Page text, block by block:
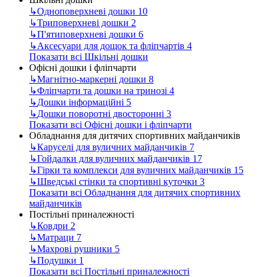
↳Одноповерхневі дошки 10
↳Триповерхневі дошки 2
↳П'ятиповерхневі дошки 6
↳Аксесуари для дощок та фліпчартів 4
Показати всі Шкільні дошки
Офісні дошки і фліпчарти
↳Магнітно-маркерні дошки 8
↳Фліпчарти та дошки на тринозі 4
↳Дошки інформаційні 5
↳Дошки поворотні двосторонні 3
Показати всі Офісні дошки і фліпчарти
Обладнання для дитячих спортивних майданчиків
↳Каруселі для вуличних майданчиків 7
↳Гойдалки для вуличних майданчиків 17
↳Гірки та комплекси для вуличних майданчиків 15
↳Шведські стінки та спортивні куточки 3
Показати всі Обладнання для дитячих спортивних
майданчиків
Постільні приналежності
↳Ковдри 2
↳Матраци 7
↳Махрові рушники 5
↳Подушки 1
Показати всі Постільні приналежності